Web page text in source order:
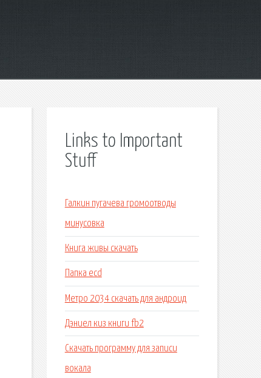
Links to Important
Stuff
Галкин пугачева громоотводы
минусовка
Книга живы скачать
Папка ecd
Метро 2034 скачать для андроид
Дэниел киз книги fb2
Скачать программу для записи
вокала